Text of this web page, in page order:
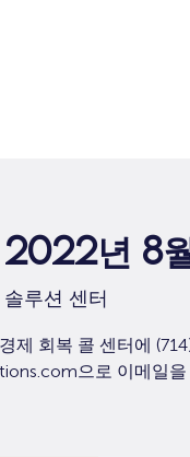
2022년 8
루션 센터
제 회복 콜 센터에
으로 이메일을